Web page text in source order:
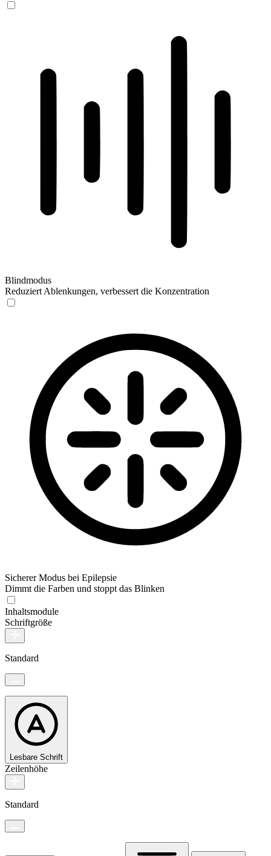
Blindmodus
Reduziert Ablenkungen, verbessert die Konzentration
Sicherer Modus bei Epilepsie
Dimmt die Farben und stoppt das Blinken
Inhaltsmodule
Schriftgröße
Standard
Lesbare Schrift
Zeilenhöhe
Standard